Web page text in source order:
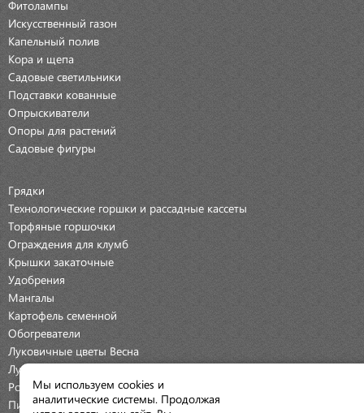
Фитолампы
Искусственный газон
Капельный полив
Кора и щепа
Садовые светильники
Подставки кованные
Опрыскиватели
Опоры для растений
Садовые фигуры
Грядки
Технологические горшки и рассадные кассеты
Торфяные горшочки
Ограждения для клумб
Крышки закаточные
Удобрения
Мангалы
Картофель семенной
Обогреватели
Луковичные цветы Весна
Луковичные цветы Осень
Розы
Пионы
Мы используем cookies и
аналитические системы. Продолжая